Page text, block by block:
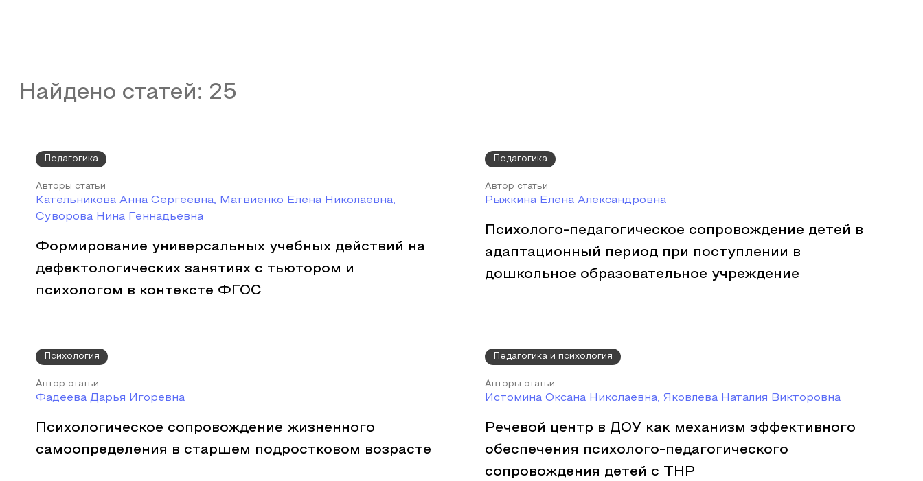
Найдено статей: 25
Педагогика
Авторы статьи
Кательникова Анна Сергеевна, Матвиенко Елена Николаевна,
Суворова Нина Геннадьевна
Формирование универсальных учебных действий на
дефектологических занятиях с тьютором и
психологом в контексте ФГОС
Педагогика
Автор статьи
Рыжкина Елена Александровна
Психолого-педагогическое сопровождение детей в
адаптационный период при поступлении в
дошкольное образовательное учреждение
Психология
Автор статьи
Фадеева Дарья Игоревна
Психологическое сопровождение жизненного
самоопределения в старшем подростковом возрасте
Педагогика и психология
Авторы статьи
Истомина Оксана Николаевна, Яковлева Наталия Викторовна
Речевой центр в ДОУ как механизм эффективного
обеспечения психолого-педагогического
сопровождения детей с ТНР